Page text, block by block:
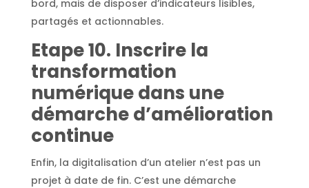
bord, mais de disposer d’indicateurs lisibles,
partagés et actionnables.
Etape 10. Inscrire la
transformation
numérique dans une
démarche d’amélioration
continue
Enfin, la digitalisation d’un atelier n’est pas un
projet à date de fin. C’est une démarche